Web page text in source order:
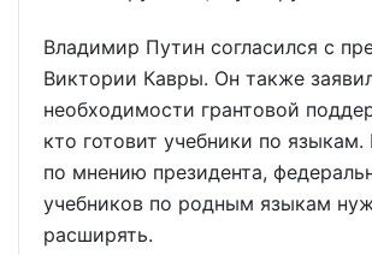
Владимир Путин согласился с
Виктории Кавры. Он также
необходимости грантовой
кто готовит учебники по
по мнению президента,
учебников по родным языкам
расширять.